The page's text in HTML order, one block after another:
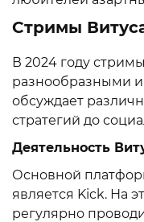
Стримы
В 2024 году
разнообразными
обсуждает
стратегий до
Деятельность
Основной
является Kick. На
регулярно